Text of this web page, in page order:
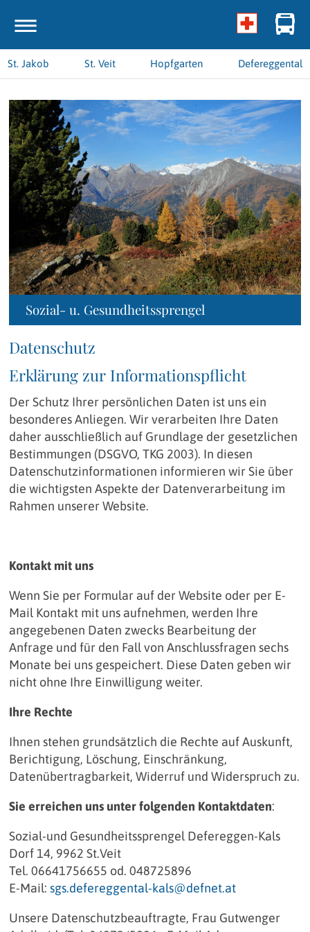
St. Jakob St. Veit Hopfgarten Defereggental
Sozial- u. Gesundheitssprengel
Datenschutz
Erklärung zur Informationspflicht
Der Schutz Ihrer persönlichen Daten ist uns ein
besonderes Anliegen. Wir verarbeiten Ihre Daten
daher ausschließlich auf Grundlage der gesetzlichen
Bestimmungen (DSGVO, TKG 2003). In diesen
Datenschutzinformationen informieren wir Sie über
die wichtigsten Aspekte der Datenverarbeitung im
Rahmen unserer Website.
Kontakt mit uns
Wenn Sie per Formular auf der Website oder per E-
Mail Kontakt mit uns aufnehmen, werden Ihre
angegebenen Daten zwecks Bearbeitung der
Anfrage und für den Fall von Anschlussfragen sechs
Monate bei uns gespeichert. Diese Daten geben wir
nicht ohne Ihre Einwilligung weiter.
Ihre Rechte
Ihnen stehen grundsätzlich die Rechte auf Auskunft,
Berichtigung, Löschung, Einschränkung,
Datenübertragbarkeit, Widerruf und Widerspruch zu.
Sie erreichen uns unter folgenden Kontaktdaten:
Sozial-und Gesundheitssprengel Defereggen-Kals
Dorf 14, 9962 St.Veit
Tel. 06641756655 od. 048725896
E-Mail: sgs.defereggental-kals@defnet.at
Unsere Datenschutzbeauftragte, Frau Gutwenger